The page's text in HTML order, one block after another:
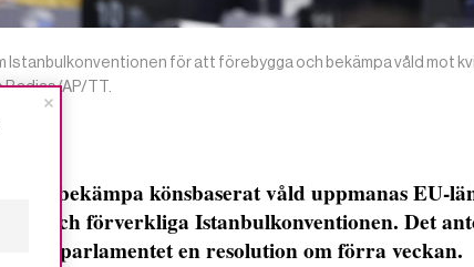
för att förebygga och bekämpa våld mot
Badias/AP/TT.
För att bekämpa könsbaserat våld uppmanas EU-
sig till och förverkliga Istanbulkonventionen. Det
Europaparlamentet en resolution om förra veckan.